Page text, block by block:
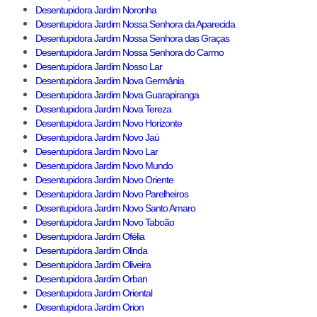
Desentupidora Jardim Noronha
Desentupidora Jardim Nossa Senhora da Aparecida
Desentupidora Jardim Nossa Senhora das Graças
Desentupidora Jardim Nossa Senhora do Carmo
Desentupidora Jardim Nosso Lar
Desentupidora Jardim Nova Germânia
Desentupidora Jardim Nova Guarapiranga
Desentupidora Jardim Nova Tereza
Desentupidora Jardim Novo Horizonte
Desentupidora Jardim Novo Jaú
Desentupidora Jardim Novo Lar
Desentupidora Jardim Novo Mundo
Desentupidora Jardim Novo Oriente
Desentupidora Jardim Novo Parelheiros
Desentupidora Jardim Novo Santo Amaro
Desentupidora Jardim Novo Taboão
Desentupidora Jardim Ofélia
Desentupidora Jardim Olinda
Desentupidora Jardim Oliveira
Desentupidora Jardim Orban
Desentupidora Jardim Oriental
Desentupidora Jardim Orion